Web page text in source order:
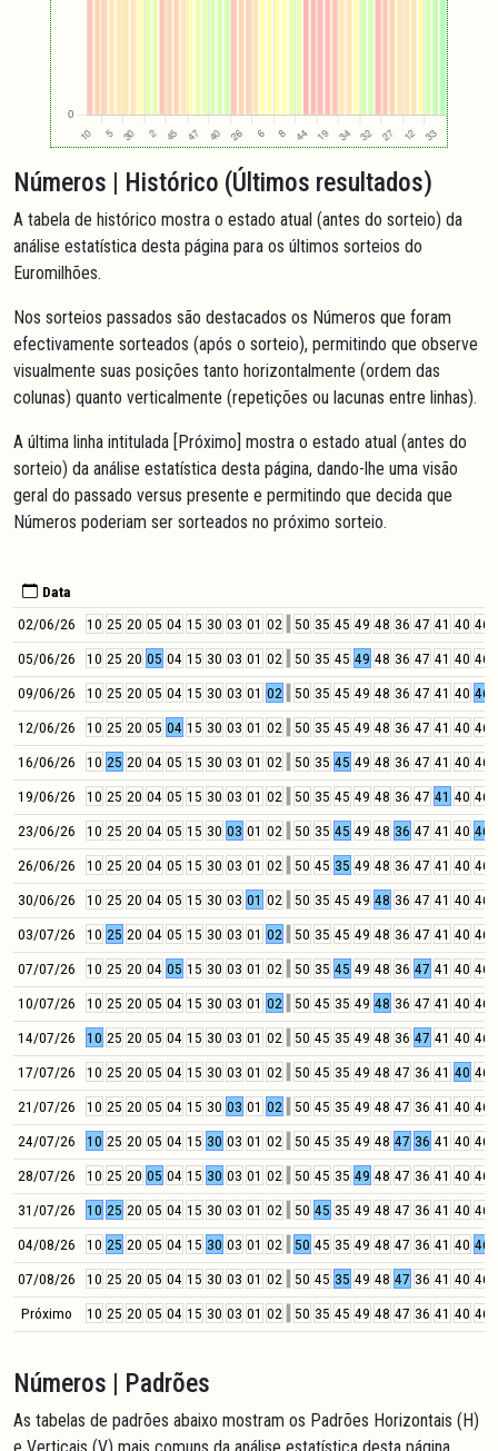
Números | Histórico (Últimos resultados)
A tabela de histórico mostra o estado atual (antes do sorteio) da
análise estatística desta página para os últimos sorteios do
Euromilhões.
Nos sorteios passados são destacados os Números que foram
efectivamente sorteados (após o sorteio), permitindo que observe
visualmente suas posições tanto horizontalmente (ordem das
colunas) quanto verticalmente (repetições ou lacunas entre linhas).
A última linha intitulada [Próximo] mostra o estado atual (antes do
sorteio) da análise estatística desta página, dando-lhe uma visão
geral do passado versus presente e permitindo que decida que
Números poderiam ser sorteados no próximo sorteio.
Data
02/06/26
10 25 20 05 04 15 30 03 01 02 50 35 45 49 48 36 47 41 40 46
05/06/26
10 25 20 05 04 15 30 03 01 02 50 35 45 49 48 36 47 41 40 46
09/06/26
10 25 20 05 04 15 30 03 01 02 50 35 45 49 48 36 47 41 40 46
12/06/26
10 25 20 05 04 15 30 03 01 02 50 35 45 49 48 36 47 41 40 46
16/06/26
10 25 20 04 05 15 30 03 01 02 50 35 45 49 48 36 47 41 40 46
19/06/26
10 25 20 04 05 15 30 03 01 02 50 35 45 49 48 36 47 41 40 46
23/06/26
10 25 20 04 05 15 30 03 01 02 50 35 45 49 48 36 47 41 40 46
26/06/26
10 25 20 04 05 15 30 03 01 02 50 45 35 49 48 36 47 41 40 46
30/06/26
10 25 20 04 05 15 30 03 01 02 50 35 45 49 48 36 47 41 40 46
03/07/26
10 25 20 04 05 15 30 03 01 02 50 35 45 49 48 36 47 41 40 46
07/07/26
10 25 20 04 05 15 30 03 01 02 50 35 45 49 48 36 47 41 40 46
10/07/26
10 25 20 05 04 15 30 03 01 02 50 45 35 49 48 36 47 41 40 46
14/07/26
10 25 20 05 04 15 30 03 01 02 50 45 35 49 48 36 47 41 40 46
17/07/26
10 25 20 05 04 15 30 03 01 02 50 45 35 49 48 47 36 41 40 46
21/07/26
10 25 20 05 04 15 30 03 01 02 50 45 35 49 48 47 36 41 40 46
24/07/26
10 25 20 05 04 15 30 03 01 02 50 45 35 49 48 47 36 41 40 46
28/07/26
10 25 20 05 04 15 30 03 01 02 50 45 35 49 48 47 36 41 40 46
31/07/26
10 25 20 05 04 15 30 03 01 02 50 45 35 49 48 47 36 41 40 46
04/08/26
10 25 20 05 04 15 30 03 01 02 50 45 35 49 48 47 36 41 40 46
07/08/26
10 25 20 05 04 15 30 03 01 02 50 45 35 49 48 47 36 41 40 46
Próximo
10 25 20 05 04 15 30 03 01 02 50 35 45 49 48 47 36 41 40 46
Números | Padrões
As tabelas de padrões abaixo mostram os Padrões Horizontais (H)
e Verticais (V) mais comuns da análise estatística desta página.